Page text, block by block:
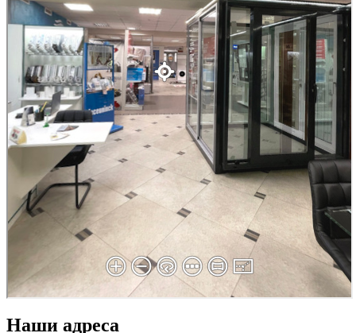
Наши адреса